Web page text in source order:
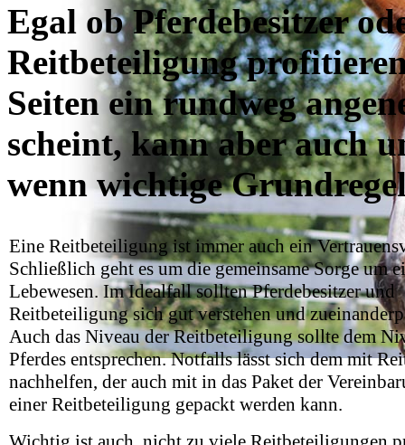
Egal ob Pferdebesitzer
Reitbeteiligung
Seiten ein rundweg
scheint, kann aber auch
wenn wichtige
Eine Reitbeteiligung ist immer auch ein
Schließlich geht es um die gemeinsame Sorge um
Lebewesen. Im Idealfall sollten Pferdebesitzer und
Reitbeteiligung sich gut verstehen und
Auch das Niveau der Reitbeteiligung sollte dem
Pferdes entsprechen. Notfalls lässt sich dem mit
nachhelfen, der auch mit in das Paket der
einer Reitbeteiligung gepackt werden kann.